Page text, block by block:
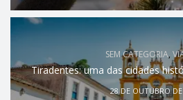
SEM CATEGORIA,
Tiradentes: uma das cidades
28 DE OUTUBRO